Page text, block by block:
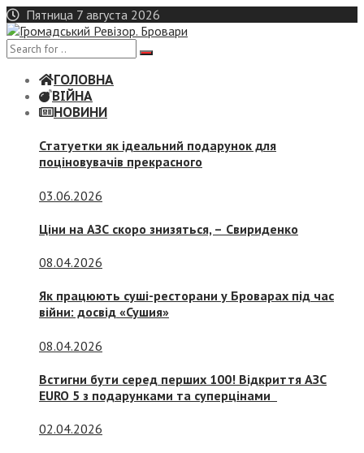
Skip
to
content
Пятница 7 августа 2026
ГОЛОВНА
ВІЙНА
НОВИНИ
Статуетки як ідеальний подарунок для
поціновувачів прекрасного
03.06.2026
Ціни на АЗС скоро знизяться, – Свириденко
08.04.2026
Як працюють суші-ресторани у Броварах під час
війни: досвід «Сушия»
08.04.2026
Встигни бути серед перших 100! Відкриття АЗС
EURO 5 з подарунками та суперцінами
02.04.2026